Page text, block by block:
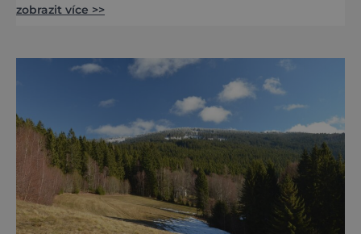
louka v Evropě, zavádí od léta 2026 nová
přijíždějí. Nejde o boj proti turistům. Jde o
ochranu krajiny, která už nechce být obětí
vlastního úspě
zobrazit více >>